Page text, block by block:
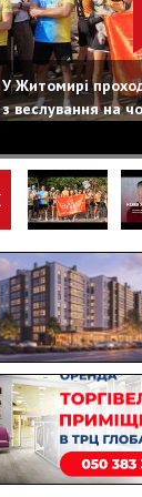
У Житомирі
з веслування на